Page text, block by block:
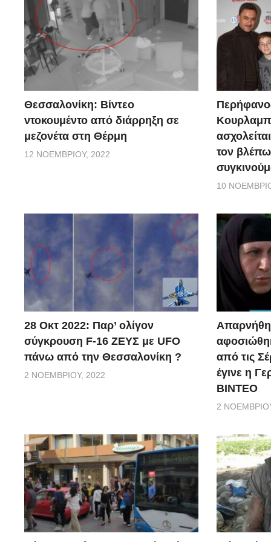
Θεσσαλονίκη: Βίντεο
ντοκουμέντο από διάρρηξη σε
μεζονέτα στη Θέρμη
12 ΝΟΕΜΒΡΊΟΥ, 2022
τον βλέπω
10
28 Οκτ 2022: Παρ’ ολίγον
σύγκρουση F-16 ΖΕΥΣ με UFO
πάνω από την Θεσσαλονίκη ?
2 ΝΟΕΜΒΡΊΟΥ, 2022
από τις
έγινε η
ΒΙΝΤΕΟ
2